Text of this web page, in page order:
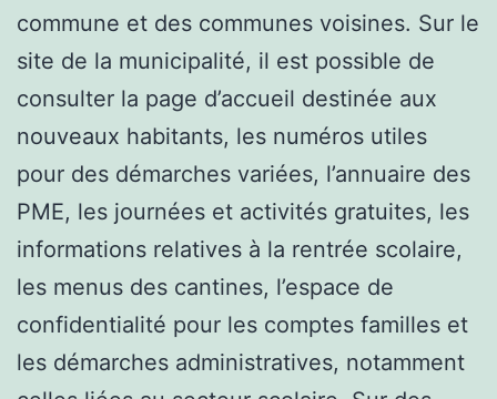
commune et des communes voisines. Sur le
site de la municipalité, il est possible de
consulter la page d’accueil destinée aux
nouveaux habitants, les numéros utiles
pour des démarches variées, l’annuaire des
PME, les journées et activités gratuites, les
informations relatives à la rentrée scolaire,
les menus des cantines, l’espace de
confidentialité pour les comptes familles et
les démarches administratives, notamment